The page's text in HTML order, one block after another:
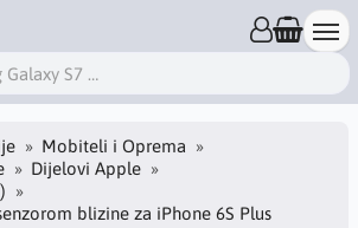
Mobiteli i Oprema
Dijelovi Apple
blizine za iPhone 6S Plus